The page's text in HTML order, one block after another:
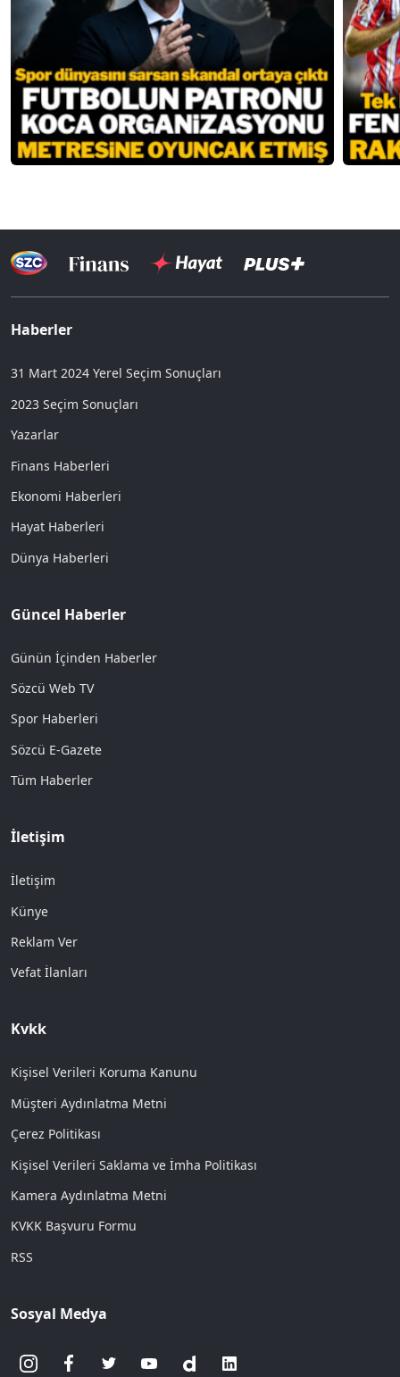
Haberler
31 Mart 2024 Yerel Seçim Sonuçları
2023 Seçim Sonuçları
Yazarlar
Finans Haberleri
Ekonomi Haberleri
Hayat Haberleri
Dünya Haberleri
Güncel Haberler
Günün İçinden Haberler
Sözcü Web TV
Spor Haberleri
Sözcü E-Gazete
Tüm Haberler
İletişim
İletişim
Künye
Reklam Ver
Vefat İlanları
Kvkk
Kişisel Verileri Koruma Kanunu
Müşteri Aydınlatma Metni
Çerez Politikası
Kişisel Verileri Saklama ve İmha Politikası
Kamera Aydınlatma Metni
KVKK Başvuru Formu
RSS
Sosyal Medya